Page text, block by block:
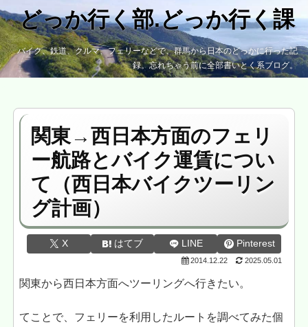
どっか行く部.どっか行く課
バイク、鉄道、クルマ、フェリーなどで、群馬から日本のどっかに行った記
録。忘れちゃう前に全部書いとく系ブログ。
関東→西日本方面のフェリ
ー航路とバイク運賃につい
て（西日本バイクツーリン
グ計画）
X はてブ LINE Pinterest
2014.12.22 2025.05.01
関東から西日本方面へツーリングへ行きたい。
てことで、フェリーを利用したルートを調べてみた個